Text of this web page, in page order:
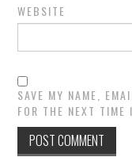
WEBSITE
SAVE MY NAME,
FOR THE NEXT TIME